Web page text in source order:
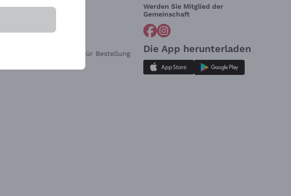
Brauchen Sie Hilfe?
Widerrufsformular für Bestellung
Werden Sie Mitglied der
Gemeinschaft
Die App herunterladen